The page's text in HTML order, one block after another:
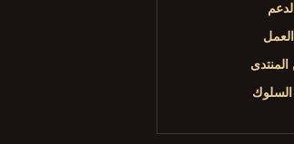
المنتدى
السلوك